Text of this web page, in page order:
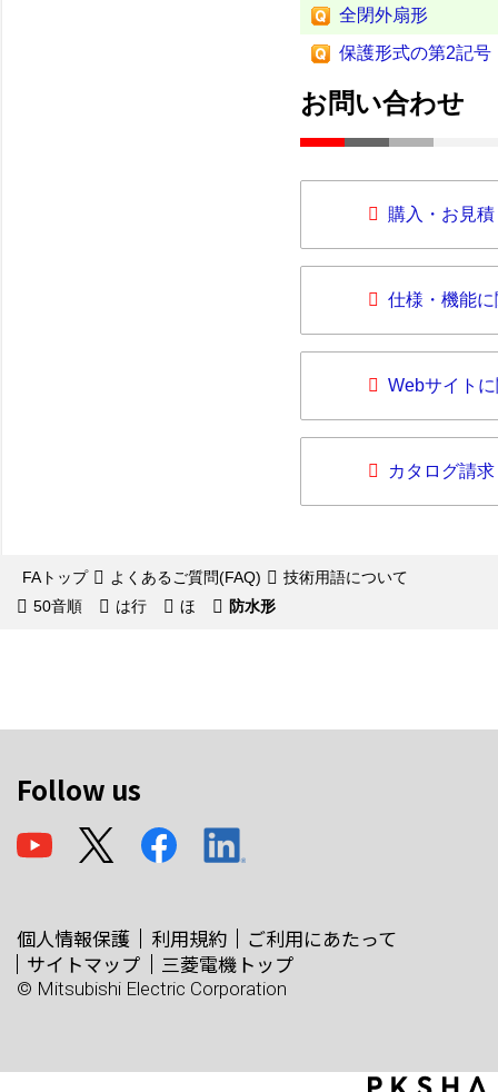
全閉外扇形
保護形式の第2記号
お問い合わせ
購入・お見
仕様・機能
Webサイト
カタログ請求
FAトップ よくあるご質問(FAQ)
技術用語について
50音順
は行 ほ 防水形
Follow us
個人情報保護 利用規約
ご利用にあたって
サイトマップ
三菱電機トップ
© Mitsubishi Electric Corporation